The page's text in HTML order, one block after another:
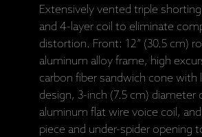
Extensively vented triple
and 4-layer coil to eliminate
distortion. Front: 12” (30.5 cm)
aluminum alloy frame, high
carbon fiber sandwich cone with
design, 3-inch (7.5 cm) diameter
aluminum flat wire voice coil,
piece and under-spider opening